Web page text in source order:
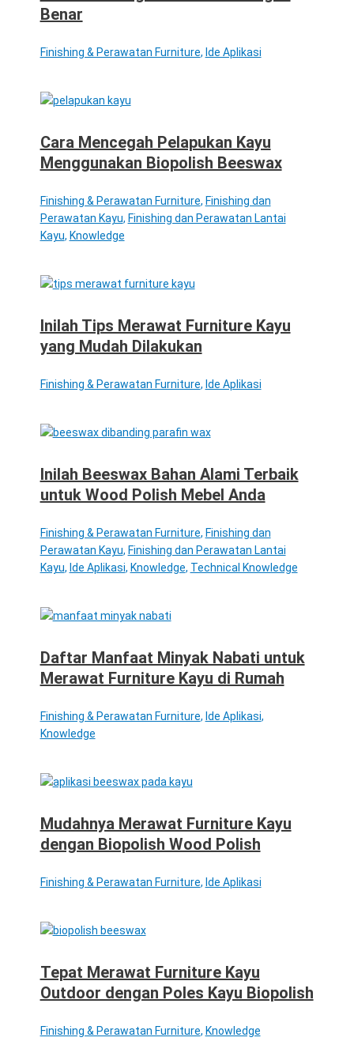
Benar
Finishing & Perawatan Furniture, Ide Aplikasi
Cara Mencegah Pelapukan Kayu
Menggunakan Biopolish Beeswax
Finishing & Perawatan Furniture, Finishing dan
Perawatan Kayu, Finishing dan Perawatan Lantai
Kayu, Knowledge
Inilah Tips Merawat Furniture Kayu
yang Mudah Dilakukan
Finishing & Perawatan Furniture, Ide Aplikasi
Inilah Beeswax Bahan Alami Terbaik
untuk Wood Polish Mebel Anda
Finishing & Perawatan Furniture, Finishing dan
Perawatan Kayu, Finishing dan Perawatan Lantai
Kayu, Ide Aplikasi, Knowledge, Technical Knowledge
Daftar Manfaat Minyak Nabati untuk
Merawat Furniture Kayu di Rumah
Finishing & Perawatan Furniture, Ide Aplikasi,
Knowledge
Mudahnya Merawat Furniture Kayu
dengan Biopolish Wood Polish
Finishing & Perawatan Furniture, Ide Aplikasi
Tepat Merawat Furniture Kayu
Outdoor dengan Poles Kayu Biopolish
Finishing & Perawatan Furniture, Knowledge